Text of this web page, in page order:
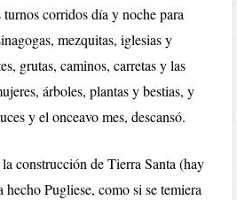
corridos día y noche para
mezquitas, iglesias y
grutas, caminos, carretas y las
árboles, plantas y bestias, y
y el onceavo mes, descansó.
construcción de Tierra Santa (hay
Pugliese, como si se temiera